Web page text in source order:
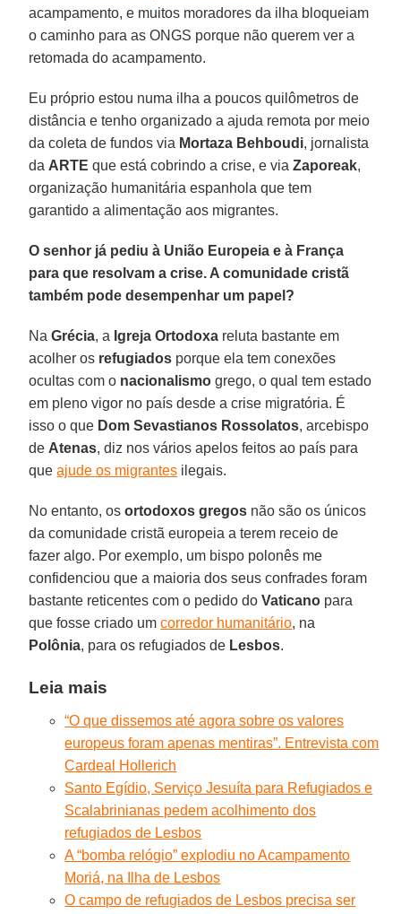
acampamento, e muitos moradores da ilha bloqueiam
o caminho para as ONGS porque não querem ver a
retomada do acampamento.
Eu próprio estou numa ilha a poucos quilômetros de
distância e tenho organizado a ajuda remota por meio
da coleta de fundos via Mortaza Behboudi, jornalista
da ARTE que está cobrindo a crise, e viaZaporeak,
organização humanitária espanhola que tem
garantido a alimentação aos migrantes.
O senhor já pediu à União Europeia e à França
para que resolvam a crise. A comunidade cristã
também pode desempenhar um papel?
NaGrécia, a Igreja Ortodoxa reluta bastante em
acolher os refugiados porque ela tem conexões
ocultas com o nacionalismo grego, o qual tem estado
em pleno vigor no país desde a crise migratória. É
isso o que Dom Sevastianos Rossolatos, arcebispo
de Atenas, diz nos vários apelos feitos ao país para
queajude os migrantes ilegais.
No entanto, osortodoxos gregos não são os únicos
da comunidade cristã europeia a terem receio de
fazer algo. Por exemplo, um bispo polonês me
confidenciou que a maioria dos seus confrades foram
bastante reticentes com o pedido doVaticano para
que fosse criado umcorredor humanitário, na
Polônia, para os refugiados de Lesbos.
Leia mais
“O que dissemos até agora sobre os valores
europeus foram apenas mentiras”. Entrevista com
Cardeal Hollerich
Santo Egídio, Serviço Jesuíta para Refugiados e
Scalabrinianas pedem acolhimento dos
refugiados de Lesbos
A “bomba relógio” explodiu no Acampamento
Moriá, na Ilha de Lesbos
O campo de refugiados de Lesbos precisa ser